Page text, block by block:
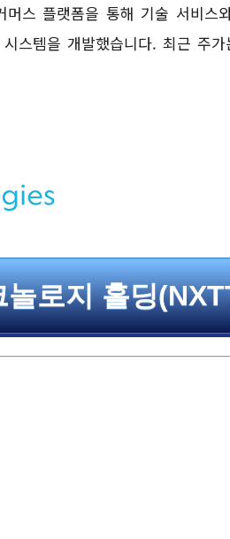
스 플랫폼을 통해 기술 서비
스템을 개발했습니다. 최근 주가
놀로지 홀딩